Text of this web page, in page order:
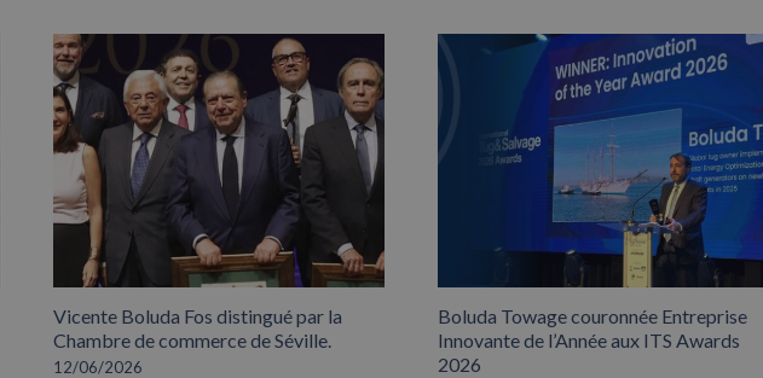
Vicente Boluda Fos distingué par la
Chambre de commerce de Séville.
12/06/2026
Boluda Towage couronnée Entreprise
Innovante de l’Année aux ITS Awards
2026